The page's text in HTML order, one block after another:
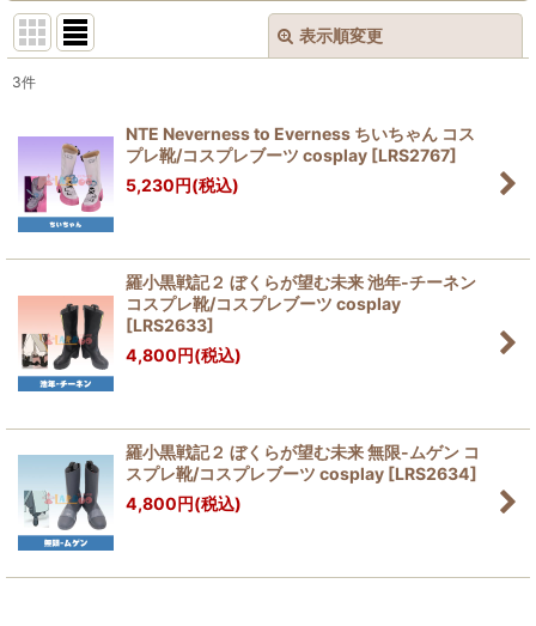
表示順変更
並び順 :
3件
NTE Neverness to Everness ちいちゃん コス
プレ靴/コスプレブーツ cosplay [LRS2767]
5,230円(税込)
羅小黒戦記２ ぼくらが望む未来 池年-チーネン
コスプレ靴/コスプレブーツ cosplay
[LRS2633]
4,800円(税込)
羅小黒戦記２ ぼくらが望む未来 無限-ムゲン コ
スプレ靴/コスプレブーツ cosplay [LRS2634]
4,800円(税込)